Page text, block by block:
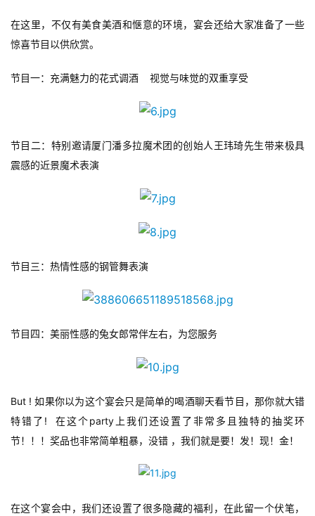
戏
业
戏
休
戏
2
5
第
十
金
在这里，不仅有美食美酒和惬意的环境，宴会还给大家准备了一些
惊喜节目以供欣赏。
节目一：充满魅力的花式调酒    视觉与味觉的双重享受
节目二：特别邀请厦门潘多拉魔术团的创始人王玮琦先生带来极具
震感的近景魔术表演
节目三：热情性感的钢管舞表演
节目四：美丽性感的兔女郎常伴左右，为您服务
But ! 如果你以为这个宴会只是简单的喝酒聊天看节目，那你就大错
特错了!  在这个party上我们还设置了非常多且独特的抽奖环
节！！！奖品也非常简单粗暴，没错 ，我们就是要！发！现！金！
在这个宴会中，我们还设置了很多隐藏的福利，在此留一个伏笔，